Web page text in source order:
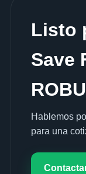
Listo
Save
Hablemos
para una